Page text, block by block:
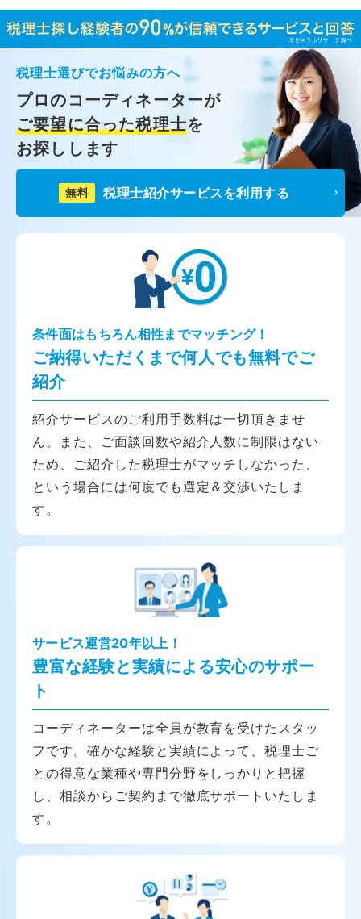
税理士選びでお悩みの方へ
プロのコーディネーターが
ご要望に合った税理士を
お探しします
無料 税理士紹介サービスを利用する
条件面はもちろん相性までマッチング！
ご納得いただくまで何人でも無料でご
紹介
紹介サービスのご利用手数料は一切頂きませ
ん。また、ご面談回数や紹介人数に制限はない
ため、ご紹介した税理士がマッチしなかった、
という場合には何度でも選定＆交渉いたしま
す。
サービス運営20年以上！
豊富な経験と実績による安心のサポー
ト
コーディネーターは全員が教育を受けたスタッ
フです。確かな経験と実績によって、税理士ご
との得意な業種や専門分野をしっかりと把握
し、相談からご契約まで徹底サポートいたしま
す。